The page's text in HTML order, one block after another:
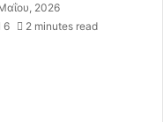
2026
6 2 minutes read